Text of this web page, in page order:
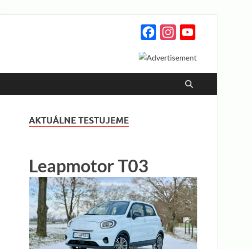
Facebook
Instagram
AKTUÁLNE TESTUJEME
Leapmotor T03